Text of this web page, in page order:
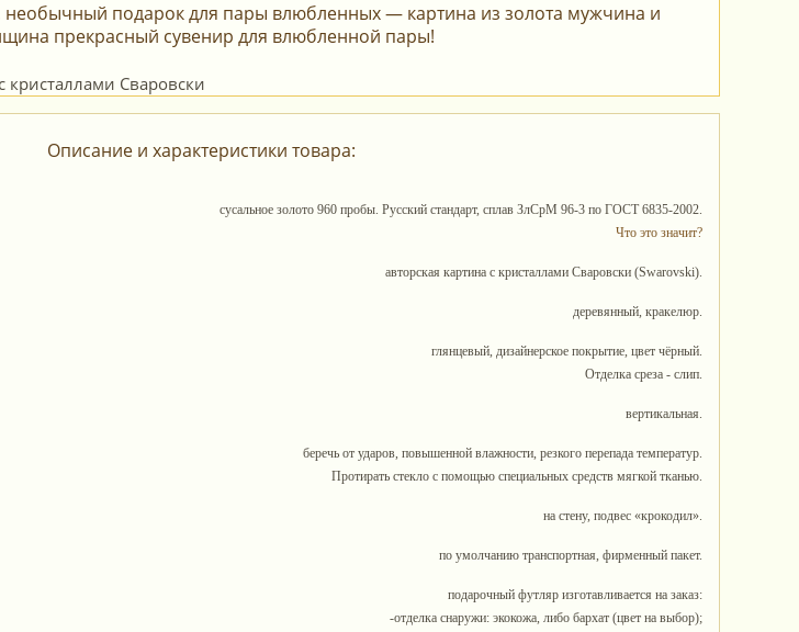
необычный подарок для пары влюбленных — картина из золота мужчина и
прекрасный сувенир для влюбленной пары!
Описание и характеристики товара:
сусальное золото 960 пробы. Русский стандарт, сплав ЗлСрМ 96-3 по ГОСТ 6835-2002.
Что это значит?
авторская картина с кристаллами Сваровски (Swarovski).
деревянный, кракелюр.
глянцевый, дизайнерское покрытие, цвет чёрный.
Отделка среза - слип.
вертикальная.
беречь от ударов, повышенной влажности, резкого перепада температур.
Протирать стекло с помощью специальных средств мягкой тканью.
на стену, подвес «крокодил».
по умолчанию транспортная, фирменный пакет.
подарочный футляр изготавливается на заказ:
-отделка снаружи: экокожа, либо бархат (цвет на выбор);